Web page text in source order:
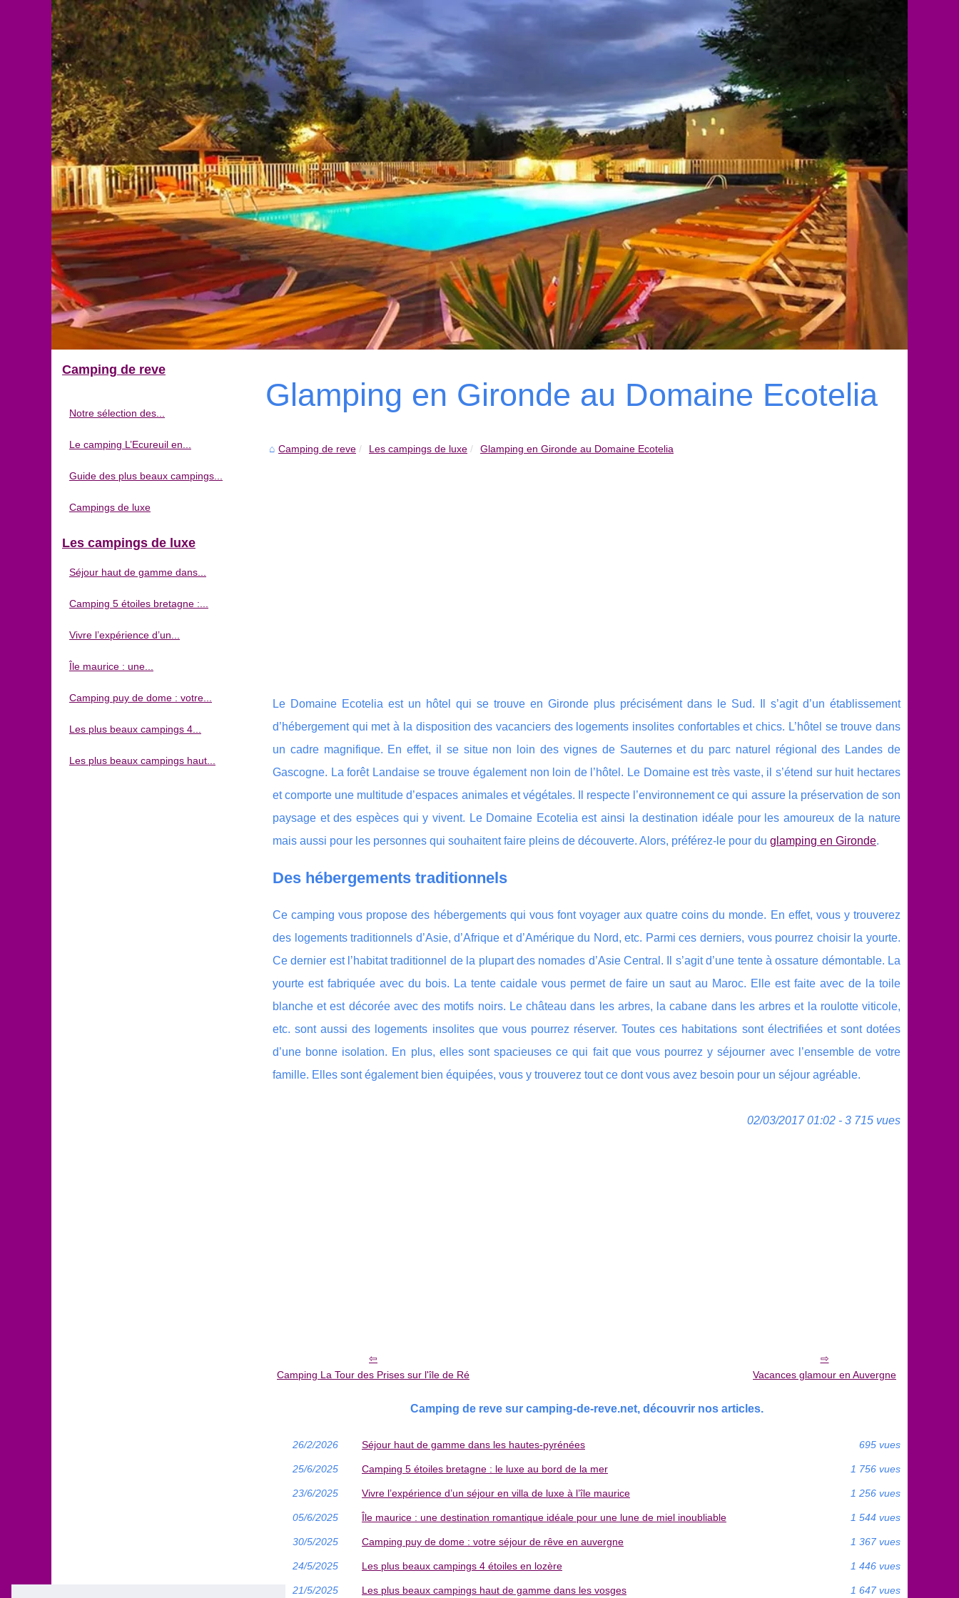
Glamping en Gironde au Domaine Ecotelia
Camping de reve Les campings de luxe Glamping en Gironde au Domaine Ecotelia
Le Domaine Ecotelia est un hôtel qui se trouve en Gironde plus précisément dans le Sud. Il s’agit d’un établissement
d’hébergement qui met à la disposition des vacanciers des logements insolites confortables et chics. L’hôtel se trouve dans
un cadre magnifique. En effet, il se situe non loin des vignes de Sauternes et du parc naturel régional des Landes de
Gascogne. La forêt Landaise se trouve également non loin de l’hôtel. Le Domaine est très vaste, il s’étend sur huit hectares
et comporte une multitude d’espaces animales et végétales. Il respecte l’environnement ce qui assure la préservation de son
paysage et des espèces qui y vivent. Le Domaine Ecotelia est ainsi la destination idéale pour les amoureux de la nature
mais aussi pour les personnes qui souhaitent faire pleins de découverte. Alors, préférez-le pour du glamping en Gironde.
Des hébergements traditionnels
Ce camping vous propose des hébergements qui vous font voyager aux quatre coins du monde. En effet, vous y trouverez
des logements traditionnels d’Asie, d’Afrique et d’Amérique du Nord, etc. Parmi ces derniers, vous pourrez choisir la yourte.
Ce dernier est l’habitat traditionnel de la plupart des nomades d’Asie Central. Il s’agit d’une tente à ossature démontable. La
yourte est fabriquée avec du bois. La tente caidale vous permet de faire un saut au Maroc. Elle est faite avec de la toile
blanche et est décorée avec des motifs noirs. Le château dans les arbres, la cabane dans les arbres et la roulotte viticole,
etc. sont aussi des logements insolites que vous pourrez réserver. Toutes ces habitations sont électrifiées et sont dotées
d’une bonne isolation. En plus, elles sont spacieuses ce qui fait que vous pourrez y séjourner avec l’ensemble de votre
famille. Elles sont également bien équipées, vous y trouverez tout ce dont vous avez besoin pour un séjour agréable.
02/03/2017 01:02 - 3 715 vues
Camping La Tour des Prises sur l'île de Ré Vacances glamour en Auvergne
Camping de reve sur camping-de-reve.net, découvrir nos articles.
26/2/2026 Séjour haut de gamme dans les hautes-pyrénées 695 vues
25/6/2025 Camping 5 étoiles bretagne : le luxe au bord de la mer 1 756 vues
23/6/2025 Vivre l’expérience d’un séjour en villa de luxe à l’île maurice 1 256 vues
05/6/2025 Île maurice : une destination romantique idéale pour une lune de miel inoubliable 1 544 vues
30/5/2025 Camping puy de dome : votre séjour de rêve en auvergne 1 367 vues
24/5/2025 Les plus beaux campings 4 étoiles en lozère 1 446 vues
21/5/2025 Les plus beaux campings haut de gamme dans les vosges 1 647 vues
Camping de reve
Notre sélection des...
Le camping L’Ecureuil en...
Guide des plus beaux campings...
Campings de luxe
Les campings de luxe
Séjour haut de gamme dans...
Camping 5 étoiles bretagne :...
Vivre l’expérience d’un...
Île maurice : une...
Camping puy de dome : votre...
Les plus beaux campings 4...
Les plus beaux campings haut...